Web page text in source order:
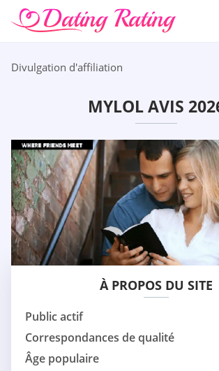
Divulgation d'affiliation
MYLOL AVIS
À PROPOS DU SITE
Public actif
Correspondances de qualité
Âge populaire